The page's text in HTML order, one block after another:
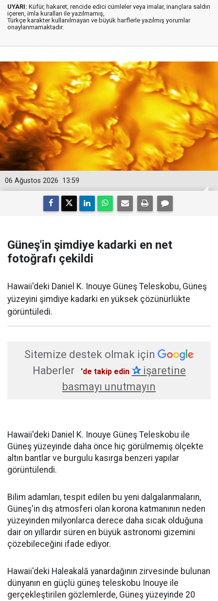
UYARI: Küfür, hakaret, rencide edici cümleler veya imalar, inançlara saldırı
içeren, imla kuralları ile yazılmamış,
Türkçe karakter kullanılmayan ve büyük harflerle yazılmış yorumlar
onaylanmamaktadır.
13:59
06 Ağustos 2026
Güneş'in şimdiye kadarki en net
fotoğrafı çekildi
Hawaii'deki Daniel K. Inouye Güneş Teleskobu, Güneş
yüzeyini şimdiye kadarki en yüksek çözünürlükte
görüntüledi.
Sitemize destek olmak için
Haberler
'de takip edin ✰işaretine
basmayı unutmayın
Hawaii'deki Daniel K. Inouye Güneş Teleskobu ile
Güneş yüzeyinde daha önce hiç görülmemiş ölçekte
altın bantlar ve burgulu kasırga benzeri yapılar
görüntülendi.
Bilim adamları, tespit edilen bu yeni dalgalanmaların,
Güneş'in dış atmosferi olan korona katmanının neden
yüzeyinden milyonlarca derece daha sıcak olduğuna
dair on yıllardır süren en büyük astronomi gizemini
çözebileceğini ifade ediyor.
Hawaii'deki Haleakalā yanardağının zirvesinde bulunan
dünyanın en güçlü güneş teleskobu Inouye ile
gerçekleştirilen gözlemlerde, Güneş yüzeyinde 20